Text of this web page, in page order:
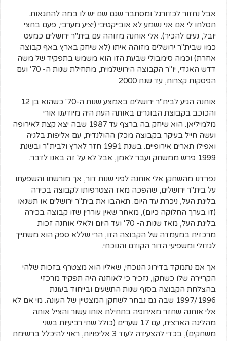
אבל נחזור לכדורגל ומסתבר שגם שם יש לו במה להתגאות.
תסלחו לי אם אני נשמע לא אובייקטיבי (יציע מערבי, פעם בחצי
יובל, נעים להכיר). אלי אוחנה מזוהה עם בית"ר ירושלים כמעט
כמו שבית"ר ירושלים מזוהה איתו (לא שיחק בארץ באף קבוצה
אחרת) וכמה סימבולי שבעת הזו הוא משמש בתפקיד של משה
דדש האגדי, יו"ר הקבוצה הירושלמית, מתחילת שנות ה- 70' ועם
הפסקות קצרות, עד שנת 2000.
אוחנה הגיע לבית"ר ירושלים באמצע שנות ה-70' כשהוא בן 12
והכוכב בקבוצת הבוגרים באותה העת היה מיודענו אורי
מלמיליאן. הוא שיחק בה ברצף עד 1987 שבה יצא קצת לאירופה
ועשה חייל בעיקר בקבוצה מכלן ההולנדית, עם אליפות בלגיה
ואפילו תארים אירופיים. בשנת 1991 חזר לארץ ולבית"ר ובשנת
1999 פרש ממשחק ועבר לאמן, אבל לא על זה באנו לדבר.
נפרדנו מהשחקן אלי אוחנה לפני שנות דור, אך מורשתו והשפעתו
על בית"ר ירושלים, שהפכה מאז הצטרפותו לקבוצה בכירה
בליגת העל, ניכרת עד היום. תאהבו את בית"ר ירושלים או תשנאו
(זו בערך החלוקה כיום), מאחר שאין עוררין שזו קבוצה בכירה
בליגת העל, מאז שנות ה- 70' ועד היום ולאלי אוחנה זכות
מרכזית במעמדה של הקבוצה הזו, הרי שללא ספק הוא משתייך
לגדולי ומשפיעי הדור הקודם והנוכחי.
אך אם נתמקד בדירוג הנוכחי, שאליו הוא מצטרף בזכות שלהי
הקריירה שלו כשחקן, נזכיר כי לאוחנה היה תפקיד מרכזי
בהצלחת הקבוצה בסוף שנות התשעים ובייחוד בעונת
1997/1996 שבה גם נבחר לשחקן המצטיין של העונה. מי אם לא
אלי אוחנה שחזר מאירופה בתחילת אותו עשור והציל אותה
מהליגה הארצית, עם 17 שערים (כולל שתי רביעיות בשני
משחקים), בכדי להצעידה לעוד 3 אליפויות, ראוי להיכלל ברשימת